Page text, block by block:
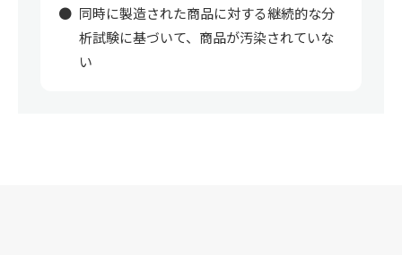
同時に製造された商品に対する継続的な分
析試験に基づいて、商品が汚染されていな
い